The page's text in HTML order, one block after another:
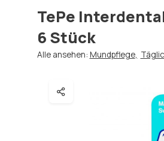
TePe
6 Stück
Alle ansehen: Mundpflege,